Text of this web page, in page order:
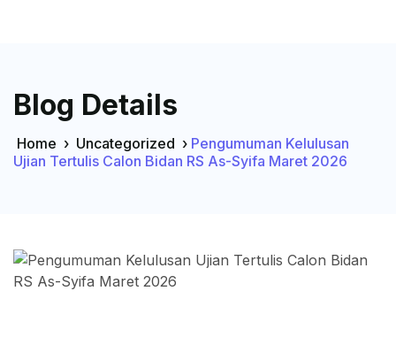
Blog Details
Home › Uncategorized › Pengumuman Kelulusan
Ujian Tertulis Calon Bidan RS As-Syifa Maret 2026